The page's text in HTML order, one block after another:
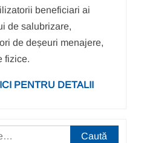
beneficiari ai
de salubrizare,
de deșeuri menajere,
fizice.
PENTRU DETALII
Caută